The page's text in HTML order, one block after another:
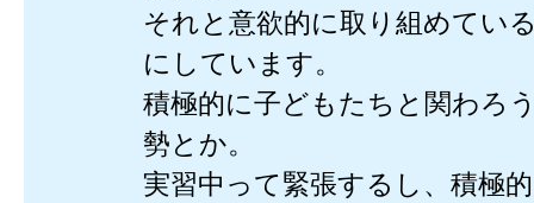
それと意欲的に取り組めてい
にしています。
積極的に子どもたちと関わろ
勢とか。
実習中って緊張するし、積極